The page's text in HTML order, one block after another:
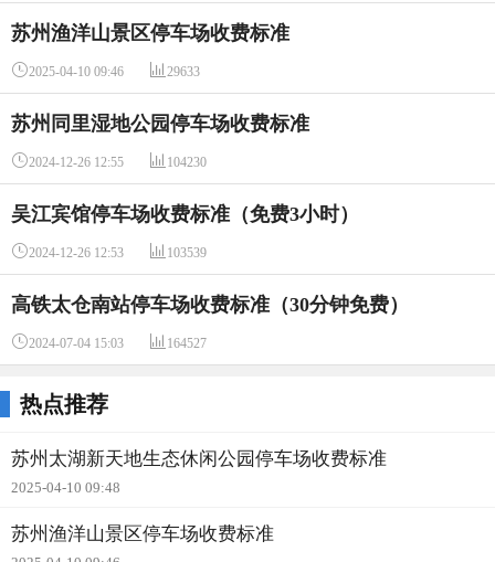
苏州渔洋山景区停车场收费标准
2025-04-10 09:46  29633
苏州同里湿地公园停车场收费标准
2024-12-26 12:55  104230
吴江宾馆停车场收费标准（免费3小时）
2024-12-26 12:53  103539
高铁太仓南站停车场收费标准（30分钟免费）
2024-07-04 15:03  164527
热点推荐
苏州太湖新天地生态休闲公园停车场收费标准
2025-04-10 09:48
苏州渔洋山景区停车场收费标准